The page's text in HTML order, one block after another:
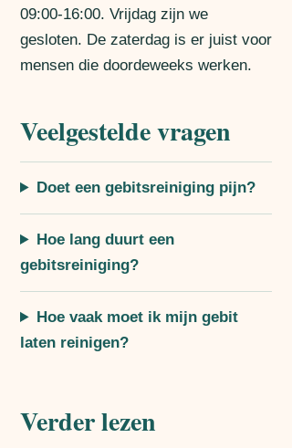
09:00-16:00. Vrijdag zijn we
gesloten. De zaterdag is er juist voor
mensen die doordeweeks werken.
Veelgestelde vragen
Doet een gebitsreiniging pijn?
Hoe lang duurt een
gebitsreiniging?
Hoe vaak moet ik mijn gebit
laten reinigen?
Verder lezen